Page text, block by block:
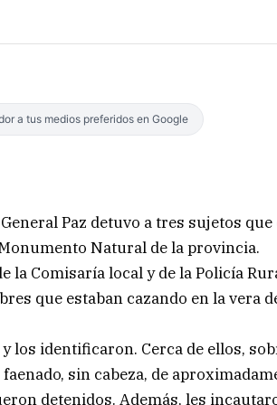
a tus medios preferidos en Google
Paz detuvo a tres sujetos
Natural de la provincia.
la Comisaría local y de la Policía
que estaban cazando en la vera
los identificaron. Cerca de ellos,
sin cabeza, de
detenidos. Además, les